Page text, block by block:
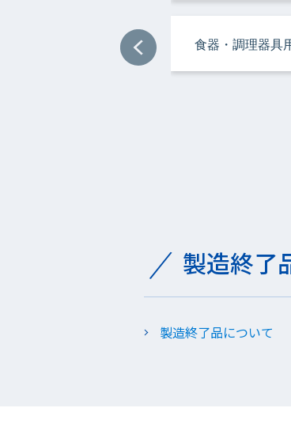
食器・調理器具
ヘアケア＆ボデ
調理サポート用
ドライクリーニ
ドライクリーニ
製造終了
製造終了品について